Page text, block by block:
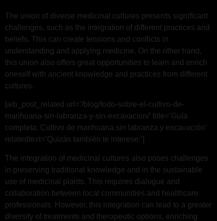
The union of diverse medicinal cultures presents significant
challenges, such as the integration of different practices and
beliefs. This can create tensions and conflicts in
understanding and applying medicine. On the other hand,
this union also offers great opportunities to learn and enrich
oneself with ancient knowledge and practices from different
cultures.
[aib_post_related url=’/blog/todo-sobre-el-cultivo-de-
marihuana-sin-labranza-y-sin-excavacion/’ title=’Guía
completa: Cultivo de marihuana sin labranza y excavación’
relatedtext=’Quizás también te interese:’]
The integration of medicinal cultures also poses challenges
in preserving traditional knowledge and in the sustainable
use of medicinal plants. This requires dialogue and
collaboration between local communities and healthcare
professionals. However, this integration can lead to a greater
diversity of treatments and therapeutic options, enriching